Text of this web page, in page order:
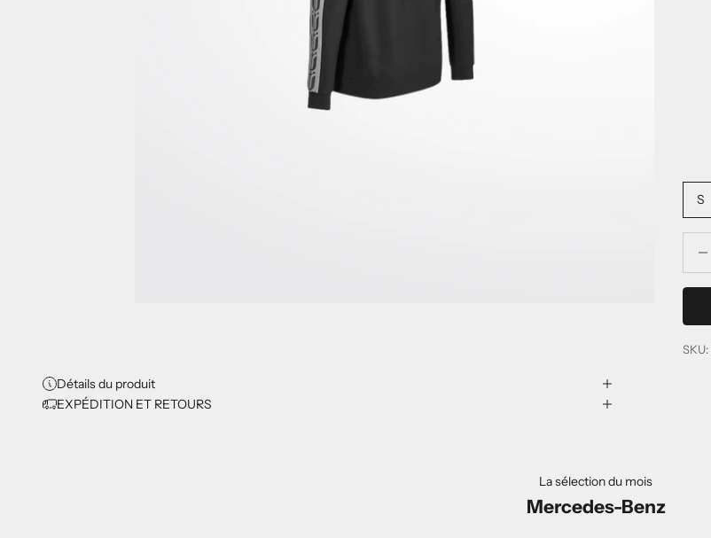
S
Détails du produit
EXPÉDITION ET RETOURS
La sélection du mois
Mercedes-Benz